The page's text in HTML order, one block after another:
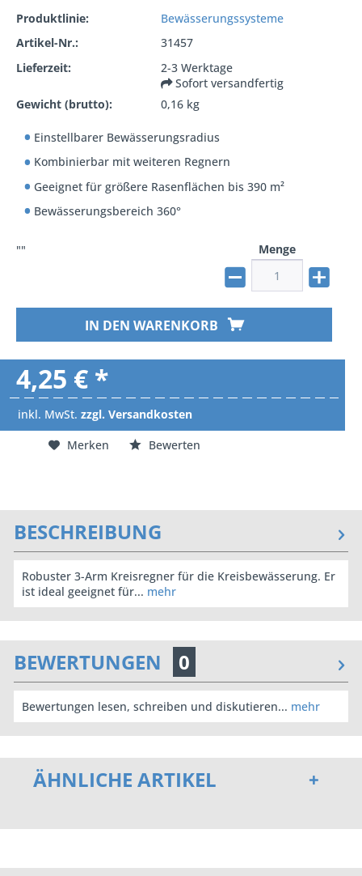
Produktlinie:
Bewässerungssysteme
Artikel-Nr.:
31457
Lieferzeit:
2-3 Werktage
Sofort versandfertig
Gewicht (brutto):
0,16 kg
Einstellbarer Bewässerungsradius
Kombinierbar mit weiteren Regnern
Geeignet für größere Rasenflächen bis 390 m²
Bewässerungsbereich 360°
Menge
IN DEN WARENKORB
""
4,25 € *
inkl. MwSt. zzgl. Versandkosten
Merken
Bewerten
BESCHREIBUNG
Robuster 3-Arm Kreisregner für die Kreisbewässerung. Er
ist ideal geeignet für... mehr
BEWERTUNGEN 0
Bewertungen lesen, schreiben und diskutieren... mehr
ÄHNLICHE ARTIKEL